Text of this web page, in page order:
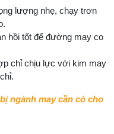
lượng nhẹ, chạy trơn
hồi tốt để đường may co
chỉ chịu lực với kim may
ngành may cần có cho